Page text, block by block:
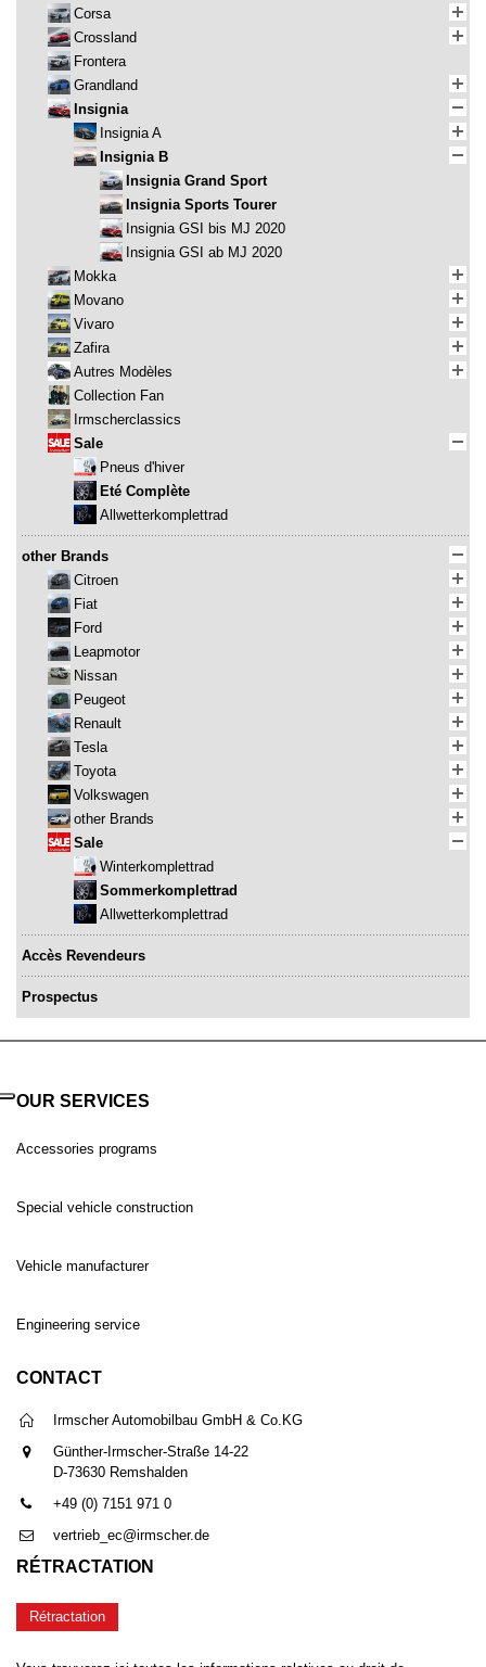
Corsa
Crossland
Frontera
Grandland
Insignia
Insignia A
Insignia B
Insignia Grand Sport
Insignia Sports Tourer
Insignia GSI bis MJ 2020
Insignia GSI ab MJ 2020
Mokka
Movano
Vivaro
Zafira
Autres Modèles
Collection Fan
Irmscherclassics
Sale
Pneus d'hiver
Eté Complète
Allwetterkomplettrad
other Brands
Citroen
Fiat
Ford
Leapmotor
Nissan
Peugeot
Renault
Tesla
Toyota
Volkswagen
other Brands
Sale
Winterkomplettrad
Sommerkomplettrad
Allwetterkomplettrad
Accès Revendeurs
Prospectus
OUR SERVICES
Accessories programs
Special vehicle construction
Vehicle manufacturer
Engineering service
CONTACT
Irmscher Automobilbau GmbH & Co.KG
Günther-Irmscher-Straße 14-22
D-73630 Remshalden
+49 (0) 7151 971 0
vertrieb_ec@irmscher.de
RÉTRACTATION
Rétractation